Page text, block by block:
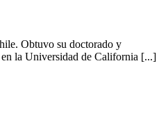
Obtuvo su doctorado y
la Universidad de California [...]